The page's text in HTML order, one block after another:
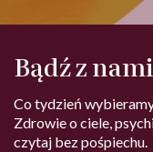
Bądź z
Co tydzień
Zdrowie o ciele,
czytaj bez pośpiechu.